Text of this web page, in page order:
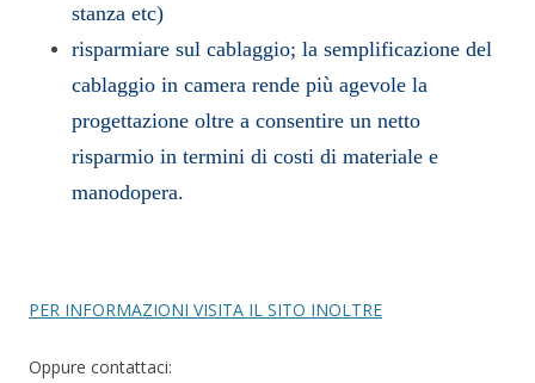
stanza etc)
risparmiare sul cablaggio; la semplificazione del
cablaggio in camera rende più agevole la
progettazione oltre a consentire un netto
risparmio in termini di costi di materiale e
manodopera.
PER INFORMAZIONI VISITA IL SITO INOLTRE
Oppure contattaci: